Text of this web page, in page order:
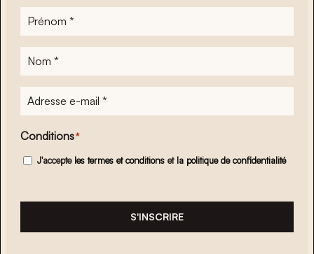
Prénom
Nom
Adresse
e-
mail*
Conditions*
J'accepte les termes et conditions et la politique de confidentialité
S'INSCRIRE